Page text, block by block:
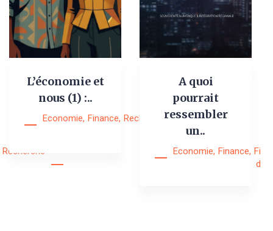
Recherche
L’économie et
nous (1) :..
Economie, Finance, Recherche, Research
Notes
A quoi
pourrait
ressembler
un..
Economie, Finance,